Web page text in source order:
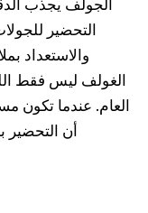
الجولف يجذب
التحضير
والاستعداد
الغولف ليس فقط
العام. عندما تكون
أن